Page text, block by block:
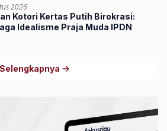
2026
Kotori Kertas Putih Birokrasi:
Idealisme Praja Muda IPDN
Selengkapnya